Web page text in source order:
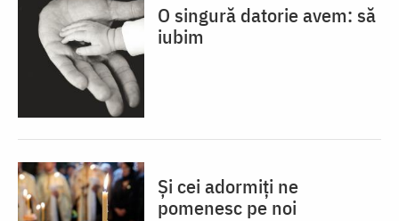
O singură datorie avem: să
iubim
Și cei adormiți ne
pomenesc pe noi